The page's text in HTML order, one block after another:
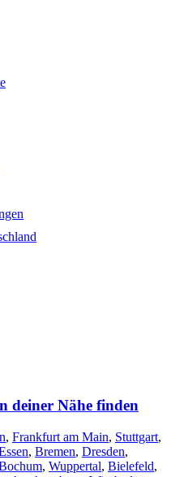
deiner Nähe finden
, Frankfurt am Main, Stuttgart,
, Bremen, Dresden,
, Wuppertal, Bielefeld,